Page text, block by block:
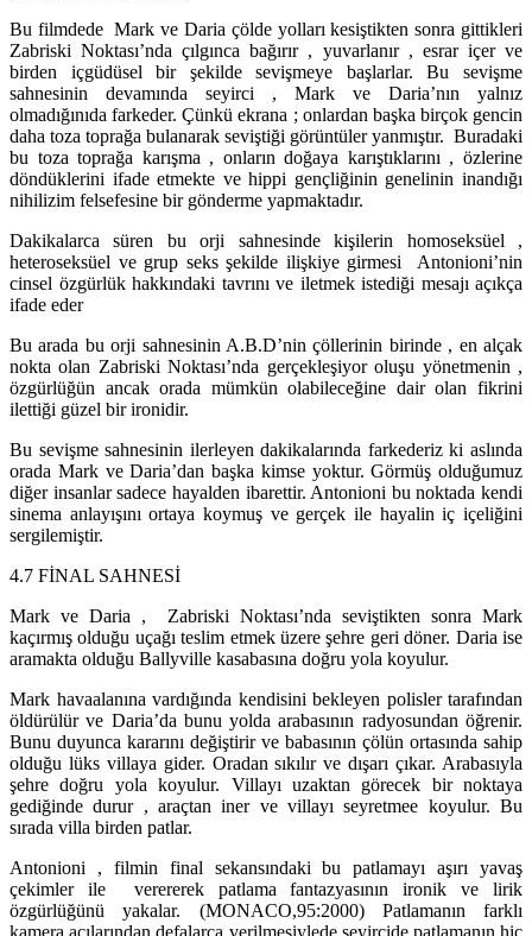
Bu filmdede Mark ve Daria çölde yolları kesiştikten sonra gittikleri
Zabriski Noktası’nda çılgınca bağırır , yuvarlanır , esrar içer ve
birden içgüdüsel bir şekilde sevişmeye başlarlar. Bu sevişme
sahnesinin devamında seyirci , Mark ve Daria’nın yalnız
olmadığınıda farkeder. Çünkü ekrana ; onlardan başka birçok gencin
daha toza toprağa bulanarak seviştiği görüntüler yanmıştır. Buradaki
bu toza toprağa karışma , onların doğaya karıştıklarını , özlerine
döndüklerini ifade etmekte ve hippi gençliğinin genelinin inandığı
nihilizim felsefesine bir gönderme yapmaktadır.
Dakikalarca süren bu orji sahnesinde kişilerin homoseksüel ,
heteroseksüel ve grup seks şekilde ilişkiye girmesi Antonioni’nin
cinsel özgürlük hakkındaki tavrını ve iletmek istediği mesajı açıkça
ifade eder
Bu arada bu orji sahnesinin A.B.D’nin çöllerinin birinde , en alçak
nokta olan Zabriski Noktası’nda gerçekleşiyor oluşu yönetmenin ,
özgürlüğün ancak orada mümkün olabileceğine dair olan fikrini
ilettiği güzel bir ironidir.
Bu sevişme sahnesinin ilerleyen dakikalarında farkederiz ki aslında
orada Mark ve Daria’dan başka kimse yoktur. Görmüş olduğumuz
diğer insanlar sadece hayalden ibarettir. Antonioni bu noktada kendi
sinema anlayışını ortaya koymuş ve gerçek ile hayalin iç içeliğini
sergilemiştir.
4.7 FİNAL SAHNESİ
Mark ve Daria , Zabriski Noktası’nda seviştikten sonra Mark
kaçırmış olduğu uçağı teslim etmek üzere şehre geri döner. Daria ise
aramakta olduğu Ballyville kasabasına doğru yola koyulur.
Mark havaalanına vardığında kendisini bekleyen polisler tarafından
öldürülür ve Daria’da bunu yolda arabasının radyosundan öğrenir.
Bunu duyunca kararını değiştirir ve babasının çölün ortasında sahip
olduğu lüks villaya gider. Oradan sıkılır ve dışarı çıkar. Arabasıyla
şehre doğru yola koyulur. Villayı uzaktan görecek bir noktaya
gediğinde durur , araçtan iner ve villayı seyretmee koyulur. Bu
sırada villa birden patlar.
Antonioni , filmin final sekansındaki bu patlamayı aşırı yavaş
çekimler ile verererek patlama fantazyasının ironik ve lirik
özgürlüğünü yakalar. (MONACO,95:2000) Patlamanın farklı
kamera açılarından defalarca verilmesiylede seyircide patlamanın hiç